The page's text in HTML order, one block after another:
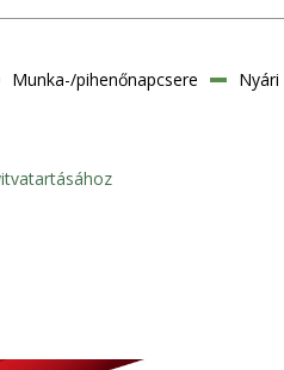
Munka-/pihenőnapcsere